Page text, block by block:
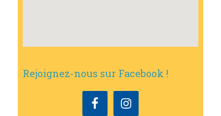
Rejoignez-nous sur Facebook !